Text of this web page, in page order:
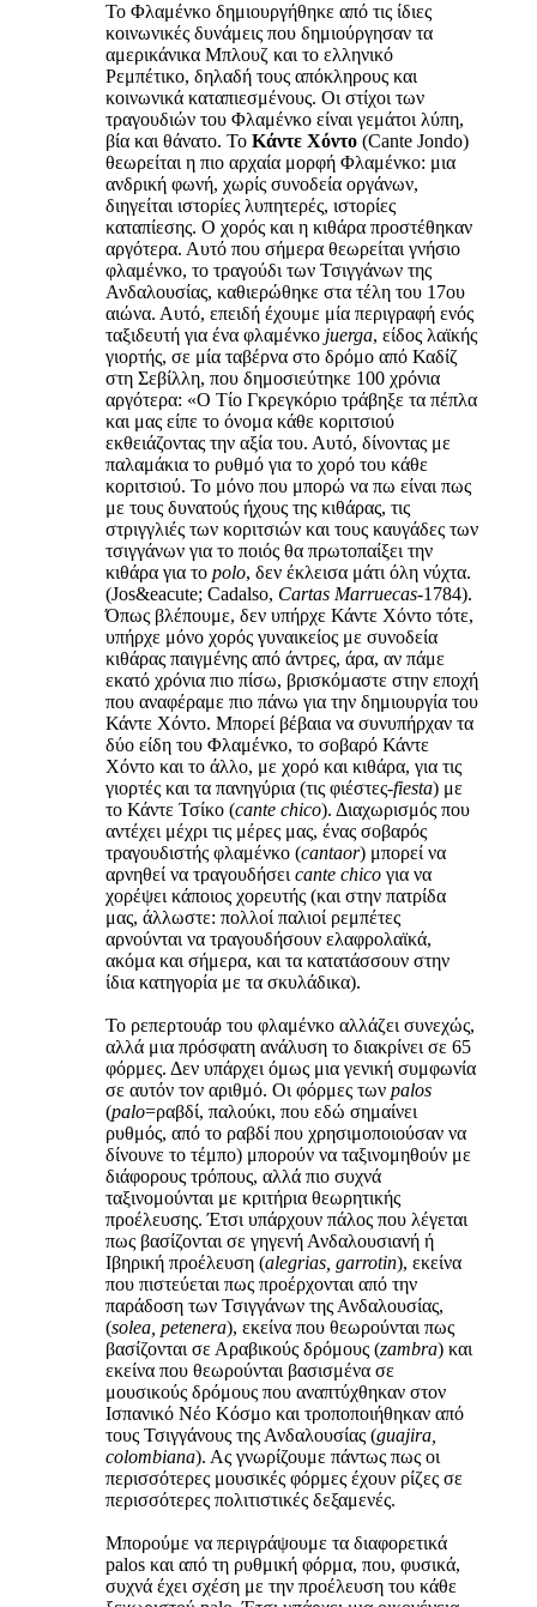
Το Φλαμένκο δημιουργήθηκε από τις ίδιες
κοινωνικές δυνάμεις που δημιούργησαν τα
αμερικάνικα Μπλουζ και το ελληνικό
Ρεμπέτικο, δηλαδή τους απόκληρους και
κοινωνικά καταπιεσμένους. Οι στίχοι των
τραγουδιών του Φλαμένκο είναι γεμάτοι λύπη,
βία και θάνατο. Το Κάντε Χόντο (Cante Jondo)
θεωρείται η πιο αρχαία μορφή Φλαμένκο: μια
ανδρική φωνή, χωρίς συνοδεία οργάνων,
διηγείται ιστορίες λυπητερές, ιστορίες
καταπίεσης. Ο χορός και η κιθάρα προστέθηκαν
αργότερα. Αυτό που σήμερα θεωρείται γνήσιο
φλαμένκο, το τραγούδι των Τσιγγάνων της
Ανδαλουσίας, καθιερώθηκε στα τέλη του 17ου
αιώνα. Αυτό, επειδή έχουμε μία περιγραφή ενός
ταξιδευτή για ένα φλαμένκο juerga, είδος λαϊκής
γιορτής, σε μία ταβέρνα στο δρόμο από Καδίζ
στη Σεβίλλη, που δημοσιεύτηκε 100 χρόνια
αργότερα: «Ο Τίο Γκρεγκόριο τράβηξε τα πέπλα
και μας είπε το όνομα κάθε κοριτσιού
εκθειάζοντας την αξία του. Αυτό, δίνοντας με
παλαμάκια το ρυθμό για το χορό του κάθε
κοριτσιού. Το μόνο που μπορώ να πω είναι πως
με τους δυνατούς ήχους της κιθάρας, τις
στριγγλιές των κοριτσιών και τους καυγάδες των
τσιγγάνων για το ποιός θα πρωτοπαίξει την
κιθάρα για το polo, δεν έκλεισα μάτι όλη νύχτα.
(Jos&eacute; Cadalso, Cartas Marruecas-1784).
Όπως βλέπουμε, δεν υπήρχε Κάντε Χόντο τότε,
υπήρχε μόνο χορός γυναικείος με συνοδεία
κιθάρας παιγμένης από άντρες, άρα, αν πάμε
εκατό χρόνια πιο πίσω, βρισκόμαστε στην εποχή
που αναφέραμε πιο πάνω για την δημιουργία του
Κάντε Χόντο. Μπορεί βέβαια να συνυπήρχαν τα
δύο είδη του Φλαμένκο, το σοβαρό Κάντε
Χόντο και το άλλο, με χορό και κιθάρα, για τις
γιορτές και τα πανηγύρια (τις φιέστες-fiesta) με
το Κάντε Τσίκο (cante chico). Διαχωρισμός που
αντέχει μέχρι τις μέρες μας, ένας σοβαρός
τραγουδιστής φλαμένκο (cantaor) μπορεί να
αρνηθεί να τραγουδήσει cante chico για να
χορέψει κάποιος χορευτής (και στην πατρίδα
μας, άλλωστε: πολλοί παλιοί ρεμπέτες
αρνούνται να τραγουδήσουν ελαφρολαϊκά,
ακόμα και σήμερα, και τα κατατάσσουν στην
ίδια κατηγορία με τα σκυλάδικα).
Το ρεπερτουάρ του φλαμένκο αλλάζει συνεχώς,
αλλά μια πρόσφατη ανάλυση το διακρίνει σε 65
φόρμες. Δεν υπάρχει όμως μια γενική συμφωνία
σε αυτόν τον αριθμό. Οι φόρμες των palos
(palο=ραβδί, παλούκι, που εδώ σημαίνει
ρυθμός, από το ραβδί που χρησιμοποιούσαν να
δίνουνε το τέμπο) μπορούν να ταξινομηθούν με
διάφορους τρόπους, αλλά πιο συχνά
ταξινομούνται με κριτήρια θεωρητικής
προέλευσης. Έτσι υπάρχουν πάλος που λέγεται
πως βασίζονται σε γηγενή Ανδαλουσιανή ή
Ιβηρική προέλευση (alegrias, garrotin), εκείνα
που πιστεύεται πως προέρχονται από την
παράδοση των Τσιγγάνων της Ανδαλουσίας,
(solea, petenera), εκείνα που θεωρούνται πως
βασίζονται σε Αραβικούς δρόμους (zambra) και
εκείνα που θεωρούνται βασισμένα σε
μουσικούς δρόμους που αναπτύχθηκαν στον
Ισπανικό Νέο Κόσμο και τροποποιήθηκαν από
τους Τσιγγάνους της Ανδαλουσίας (guajira,
colombiana). Ας γνωρίζουμε πάντως πως οι
περισσότερες μουσικές φόρμες έχουν ρίζες σε
περισσότερες πολιτιστικές δεξαμενές.
Μπορούμε να περιγράψουμε τα διαφορετικά
palos και από τη ρυθμική φόρμα, που, φυσικά,
συχνά έχει σχέση με την προέλευση του κάθε